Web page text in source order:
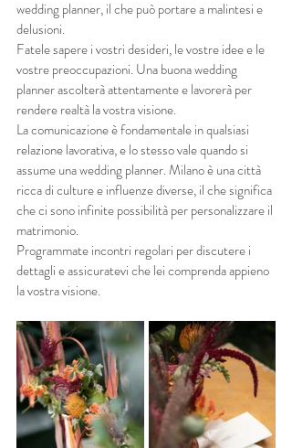
wedding planner, il che può portare a malintesi e
delusioni.
Fatele sapere i vostri desideri, le vostre idee e le
vostre preoccupazioni. Una buona wedding
planner ascolterà attentamente e lavorerà per
rendere realtà la vostra visione.
La comunicazione è fondamentale in qualsiasi
relazione lavorativa, e lo stesso vale quando si
assume una wedding planner. Milano è una città
ricca di culture e influenze diverse, il che significa
che ci sono infinite possibilità per personalizzare il
matrimonio.
Programmate incontri regolari per discutere i
dettagli e assicuratevi che lei comprenda appieno
la vostra visione.